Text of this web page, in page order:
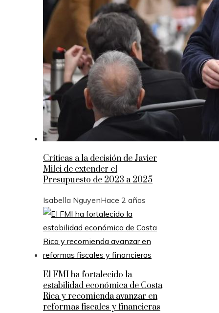
Críticas a la decisión de Javier
Milei de extender el
Presupuesto de 2023 a 2025
Isabella NguyenHace 2 años
El FMI ha fortalecido la
estabilidad económica de Costa
Rica y recomienda avanzar en
reformas fiscales y financieras